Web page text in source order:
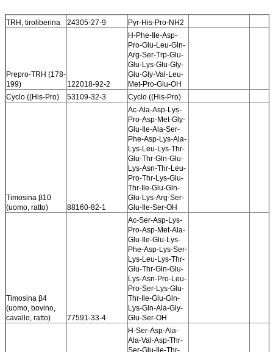
TRH, tiroliberina 24305-27-9 Pyr-His-Pro-NH2
Prepro-TRH (178-
199)
122018-92-2
H-Phe-Ile-Asp-
Pro-Glu-Leu-Gln-
Arg-Ser-Trp-Glu-
Glu-Lys-Glu-Gly-
Glu-Gly-Val-Leu-
Met-Pro-Glu-OH
Cyclo ((His-Pro)
53109-32-3 Cyclo ((His-Pro)
Timosina β10
(uomo, ratto)
88160-82-1
Ac-Ala-Asp-Lys-
Pro-Asp-Met-Gly-
Glu-Ile-Ala-Ser-
Phe-Asp-Lys-Ala-
Lys-Leu-Lys-Thr-
Glu-Thr-Gln-Glu-
Lys-Asn-Thr-Leu-
Pro-Thr-Lys-Glu-
Thr-Ile-Glu-Gln-
Glu-Lys-Arg-Ser-
Glu-Ile-Ser-OH
Timosina β4
(uomo, bovino,
cavallo, ratto)
77591-33-4
Ac-Ser-Asp-Lys-
Pro-Asp-Met-Ala-
Glu-Ile-Glu-Lys-
Phe-Asp-Lys-Ser-
Lys-Leu-Lys-Thr-
Glu-Thr-Gln-Glu-
Lys-Asn-Pro-Leu-
Pro-Ser-Lys-Glu-
Thr-Ile-Glu-Gln-
Lys-Gln-Ala-Gly-
Glu-Ser-OH
H-Ser-Asp-Ala-
Ala-Val-Asp-Thr-
Ser-Glu-Ile-Thr-